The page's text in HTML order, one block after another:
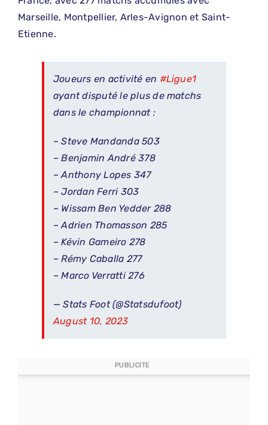
Marseille, Montpellier, Arles-Avignon et Saint-
Etienne.
Joueurs en activité en #Ligue1
ayant disputé le plus de matchs
dans le championnat :
– Steve Mandanda 503
– Benjamin André 378
– Anthony Lopes 347
– Jordan Ferri 303
– Wissam Ben Yedder 288
– Adrien Thomasson 285
– Kévin Gameiro 278
– Rémy Caballa 277
– Marco Verratti 276
— Stats Foot (@Statsdufoot)
August 10, 2023
PUBLICITE